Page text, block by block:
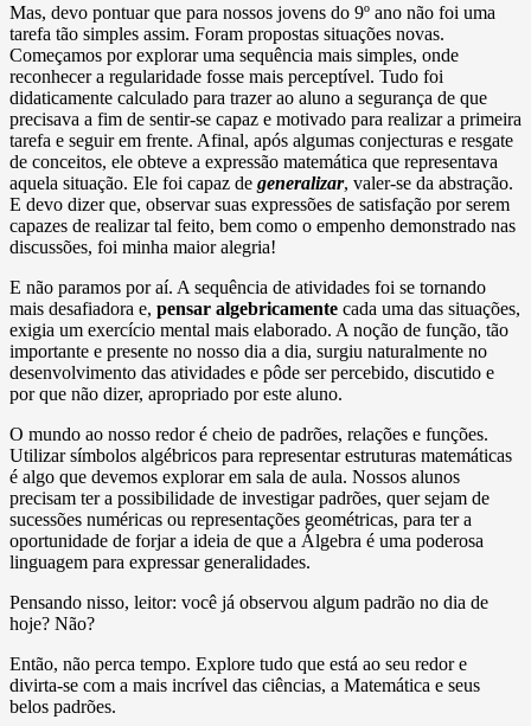
Mas, devo pontuar que para nossos jovens do 9º ano não foi uma
tarefa tão simples assim. Foram propostas situações novas.
Começamos por explorar uma sequência mais simples, onde
reconhecer a regularidade fosse mais perceptível. Tudo foi
didaticamente calculado para trazer ao aluno a segurança de que
precisava a fim de sentir-se capaz e motivado para realizar a primeira
tarefa e seguir em frente. Afinal, após algumas conjecturas e resgate
de conceitos, ele obteve a expressão matemática que representava
aquela situação. Ele foi capaz de generalizar, valer-se da abstração.
E devo dizer que, observar suas expressões de satisfação por serem
capazes de realizar tal feito, bem como o empenho demonstrado nas
discussões, foi minha maior alegria!
E não paramos por aí. A sequência de atividades foi se tornando
mais desafiadora e, pensar algebricamente cada uma das situações,
exigia um exercício mental mais elaborado. A noção de função, tão
importante e presente no nosso dia a dia, surgiu naturalmente no
desenvolvimento das atividades e pôde ser percebido, discutido e
por que não dizer, apropriado por este aluno.
O mundo ao nosso redor é cheio de padrões, relações e funções.
Utilizar símbolos algébricos para representar estruturas matemáticas
é algo que devemos explorar em sala de aula. Nossos alunos
precisam ter a possibilidade de investigar padrões, quer sejam de
sucessões numéricas ou representações geométricas, para ter a
oportunidade de forjar a ideia de que a Álgebra é uma poderosa
linguagem para expressar generalidades.
Pensando nisso, leitor: você já observou algum padrão no dia de
hoje? Não?
Então, não perca tempo. Explore tudo que está ao seu redor e
divirta-se com a mais incrível das ciências, a Matemática e seus
belos padrões.